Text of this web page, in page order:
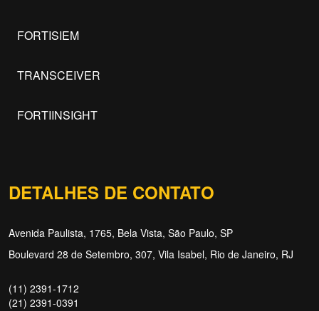
FORTISIEM
TRANSCEIVER
FORTIINSIGHT
DETALHES DE CONTATO
Avenida Paulista, 1765, Bela Vista, São Paulo, SP
Boulevard 28 de Setembro, 307, Vila Isabel, Rio de Janeiro, RJ
(11) 2391-1712
(21) 2391-0391